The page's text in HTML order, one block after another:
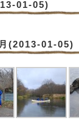
01-05)
(2013-01-05)